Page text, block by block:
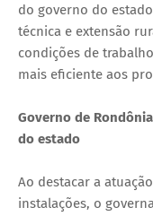
do governo do
técnica e extensão
condições de
mais eficiente aos
Governo de
do estado
Ao destacar a
instalações, o